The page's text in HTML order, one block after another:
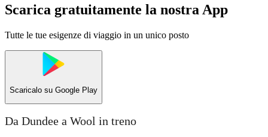
Scarica gratuitamente la nostra App
Tutte le tue esigenze di viaggio in un unico posto
Scaricalo su Google Play
Da Dundee a Wool in treno